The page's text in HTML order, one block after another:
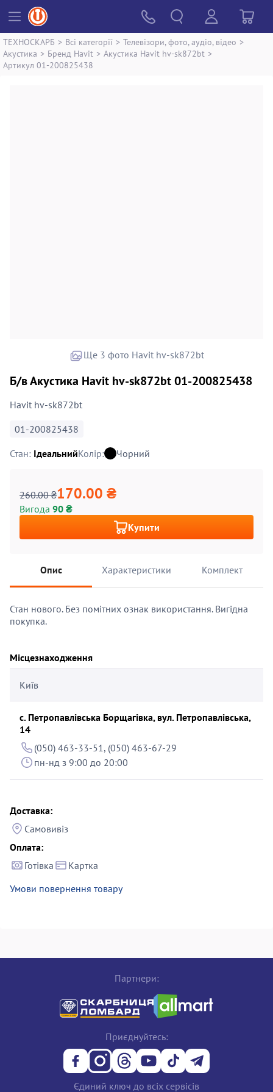
ТЕХНОСКАРБ > Всі категорії > Телевізори, фото, аудіо, відео >
Акустика > Бренд Havit > Акустика Havit hv-sk872bt >
Артикул 01-200825438
Ще 3 фото Havit hv-sk872bt
Б/в Акустика Havit hv-sk872bt 01-200825438
Havit hv-sk872bt
01-200825438
Стан: ІдеальнийКолір: Чорний
260.00 ₴170.00 ₴
Вигода 90 ₴
Купити
Опис Характеристики Комплект
Стан нового. Без помітних ознак використання. Вигідна
покупка.
Місцезнаходження
Київ
с. Петропавлівська Борщагівка, вул. Петропавлівська,
14
(050) 463-33-51, (050) 463-67-29
пн-нд з 9:00 до 20:00
Доставка:
Самовивіз
Оплата:
Готівка
Картка
Умови повернення товару
Партнери:
Приєднуйтесь:
Єдиний ключ до всіх сервісів